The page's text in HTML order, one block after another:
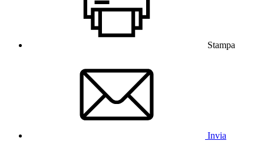
Stampa
Invia